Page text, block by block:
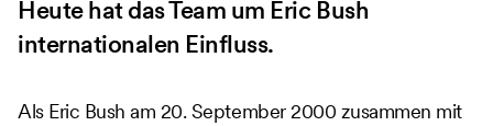
Heute hat das Team um Eric Bush
internationalen Einfluss.
Als Eric Bush am 20. September 2000 zusammen mit